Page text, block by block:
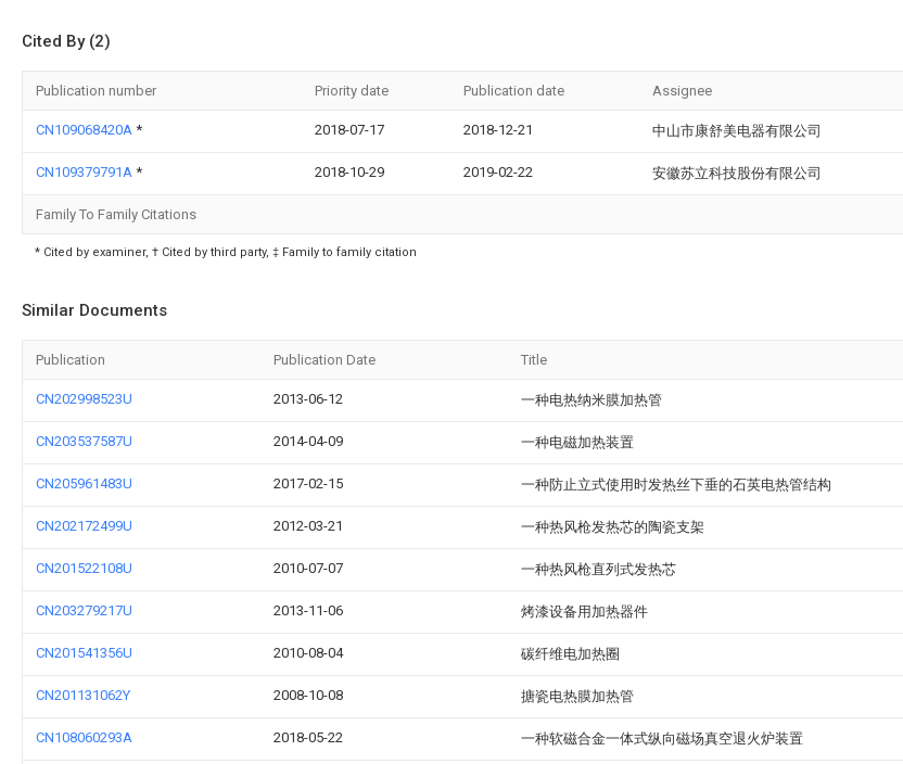
Cited By (2)
Publication number Priority date Publication date Assignee
CN109068420A * 2018-07-17 2018-12-21 中山市康舒美电器有限公司
CN109379791A * 2018-10-29 2019-02-22 安徽苏立科技股份有限公司
Family To Family Citations
* Cited by examiner, † Cited by third party, ‡ Family to family citation
Similar Documents
Publication Publication Date Title
CN202998523U 2013-06-12 一种电热纳米膜加热管
CN203537587U 2014-04-09 一种电磁加热装置
CN205961483U 2017-02-15 一种防止立式使用时发热丝下垂的石英电热管结构
CN202172499U 2012-03-21 一种热风枪发热芯的陶瓷支架
CN201522108U 2010-07-07 一种热风枪直列式发热芯
CN203279217U 2013-11-06 烤漆设备用加热器件
CN201541356U 2010-08-04 碳纤维电加热圈
CN201131062Y 2008-10-08 搪瓷电热膜加热管
CN108060293A 2018-05-22 一种软磁合金一体式纵向磁场真空退火炉装置